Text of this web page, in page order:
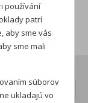
používání
patrí
aby sme vás
sme mali
súborov
ukladajú vo